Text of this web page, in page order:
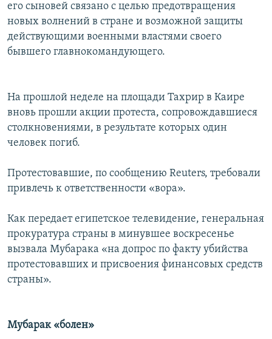
его сыновей связано с целью предотвращения
новых волнений в стране и возможной защиты
действующими военными властями своего
бывшего главнокомандующего.
На прошлой неделе на площади Тахрир в Каире
вновь прошли акции протеста, сопровождавшиеся
столкновениями, в результате которых один
человек погиб.
Протестовавшие, по сообщению Reuters, требовали
привлечь к ответственности «вора».
Как передает египетское телевидение, генеральная
прокуратура страны в минувшее воскресенье
вызвала Мубарака «на допрос по факту убийства
протестовавших и присвоения финансовых средств
страны».
Мубарак «болен»